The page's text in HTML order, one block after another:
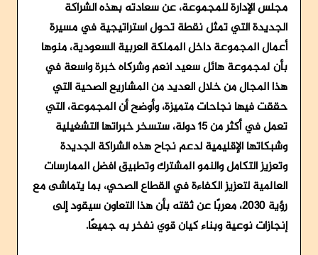
مجلس الإدارة للمجموعة، عن سعادته بهذه الشراكة
الجديدة التي تمثل نقطة تحول استراتيجية في مسيرة
أعمال المجموعة داخل المملكة العربية السعودية، منوها
بأن لمجموعة هائل سعيد انعم وشركاه خبرة واسعة في
هذا المجال من خلال العديد من المشاريع الصحية التي
حققت فيها نجاحات متميزة، وأوضح أن المجموعة، التي
تعمل في أكثر من 15 دولة، ستسخر خبراتها التشغيلية
وشبكاتها الإقليمية لدعم نجاح هذه الشراكة الجديدة
وتعزيز التكامل والنمو المشترك وتطبيق افضل الممارسات
العالمية لتعزيز الكفاءة في القطاع الصحي، بما يتماشى مع
رؤية 2030، معربًا عن ثقته بأن هذا التعاون سيقود إلى
إنجازات نوعية وبناء كيان قوي نفخر به جميعًا.